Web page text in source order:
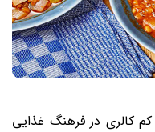
کالری در فرهنگ غذایی